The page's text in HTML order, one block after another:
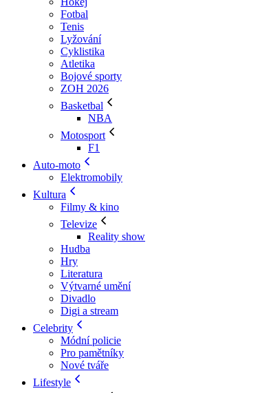
Fotbal
Tenis
Lyžování
Cyklistika
Atletika
Bojové sporty
ZOH 2026
Basketbal
NBA
Motosport
F1
Auto-moto
Elektromobily
Kultura
Filmy & kino
Televize
Reality show
Hudba
Hry
Literatura
Výtvarné umění
Divadlo
Digi a stream
Celebrity
Módní policie
Pro pamětníky
Nové tváře
Lifestyle